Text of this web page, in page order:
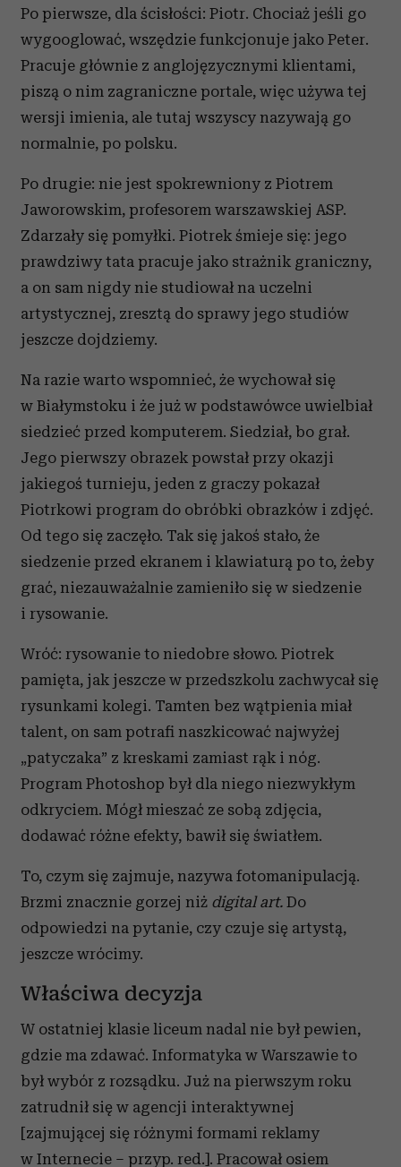
Po pierwsze, dla ścisłości: Piotr. Chociaż jeśli go
wygooglować, wszędzie funkcjonuje jako Peter.
Pracuje głównie z anglojęzycznymi klientami,
piszą o nim zagraniczne portale, więc używa tej
wersji imienia, ale tutaj wszyscy nazywają go
normalnie, po polsku.
Po drugie: nie jest spokrewniony z Piotrem
Jaworowskim, profesorem warszawskiej ASP.
Zdarzały się pomyłki. Piotrek śmieje się: jego
prawdziwy tata pracuje jako strażnik graniczny,
a on sam nigdy nie studiował na uczelni
artystycznej, zresztą do sprawy jego studiów
jeszcze dojdziemy.
Na razie warto wspomnieć, że wychował się
w Białymstoku i że już w podstawówce uwielbiał
siedzieć przed komputerem. Siedział, bo grał.
Jego pierwszy obrazek powstał przy okazji
jakiegoś turnieju, jeden z graczy pokazał
Piotrkowi program do obróbki obrazków i zdjęć.
Od tego się zaczęło. Tak się jakoś stało, że
siedzenie przed ekranem i klawiaturą po to, żeby
grać, niezauważalnie zamieniło się w siedzenie
i rysowanie.
Wróć: rysowanie to niedobre słowo. Piotrek
pamięta, jak jeszcze w przedszkolu zachwycał się
rysunkami kolegi. Tamten bez wątpienia miał
talent, on sam potrafi naszkicować najwyżej
„patyczaka” z kreskami zamiast rąk i nóg.
Program Photoshop był dla niego niezwykłym
odkryciem. Mógł mieszać ze sobą zdjęcia,
dodawać różne efekty, bawił się światłem.
To, czym się zajmuje, nazywa fotomanipulacją.
Brzmi znacznie gorzej niż digital art. Do
odpowiedzi na pytanie, czy czuje się artystą,
jeszcze wrócimy.
Właściwa decyzja
W ostatniej klasie liceum nadal nie był pewien,
gdzie ma zdawać. Informatyka w Warszawie to
był wybór z rozsądku. Już na pierwszym roku
zatrudnił się w agencji interaktywnej
[zajmującej się różnymi formami reklamy
w Internecie – przyp. red.]. Pracował osiem